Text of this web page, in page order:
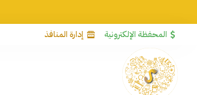
المحفظة الإلكترونية إدارة المنافذ